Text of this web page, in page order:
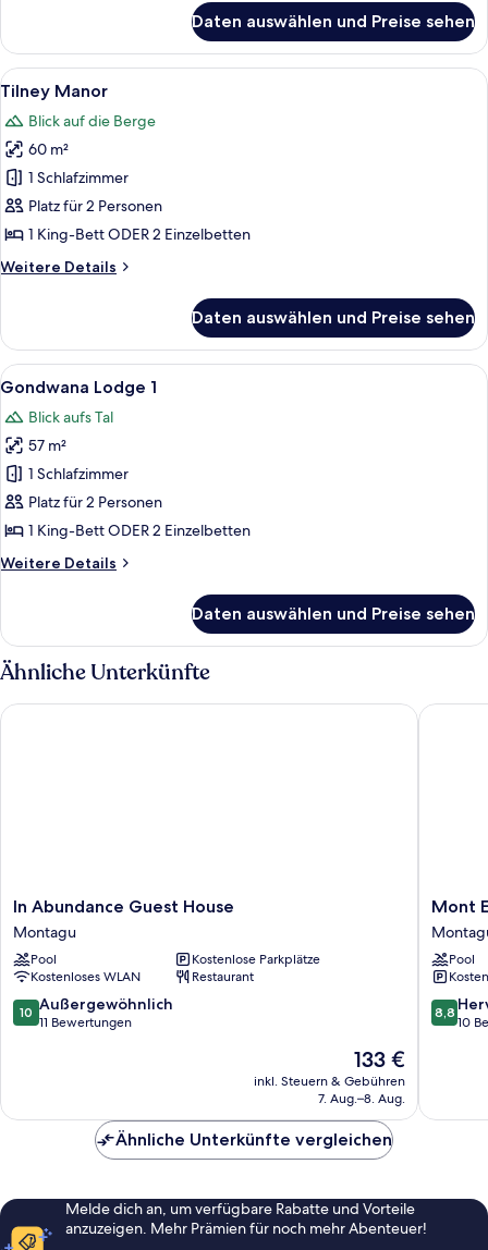
Tented
Lodge
1
Daten auswählen und Preise sehen
Alle
Fotos
für
Tilney
Manor
anzeigen
Ein zweistöckiges Haus mit einer
10
Tilney Manor
Blick auf die Berge
60 m²
1 Schlafzimmer
Platz für 2 Personen
1 King-Bett ODER 2 Einzelbetten
Weitere Details
Weitere
Manor
Daten auswählen und Preise sehen
Alle
Fotos
für
Gondwana
Lodge
1
anzeigen
Ein Balkon mit Blick auf eine
9
Gondwana Lodge 1
Blick aufs Tal
57 m²
1 Schlafzimmer
Platz für 2 Personen
1 King-Bett ODER 2 Einzelbetten
Weitere Details
Weitere
Lodge
1
Daten auswählen und Preise sehen
Ähnliche Unterkünfte
In
Abundance
Guest
House
Montagu
In Abundance Guest House
Montagu
Pool
Kostenlose Parkplätze
Kostenloses WLAN
Restaurant
10.0
von
10 Außergewöhnlich
11 Bewertungen
Der
Preis
beträgt
133 €
inkl. Steuern & Gebühren
7. Aug.–8. Aug.
In Abundance Guest House
Mont
Eco
Game
Reserve
Mont
Pool
8.8
von
8,8
10
Mont
Ähnliche Unterkünfte vergleichen
Melde dich an, um verfügbare Rabatte und Vorteile
anzuzeigen. Mehr Prämien für noch mehr Abenteuer!